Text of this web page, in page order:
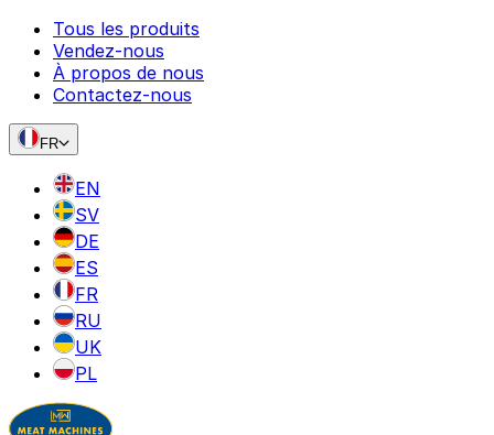
Tous les produits
Vendez-nous
À propos de nous
Contactez-nous
FR
EN
SV
DE
ES
FR
RU
UK
PL